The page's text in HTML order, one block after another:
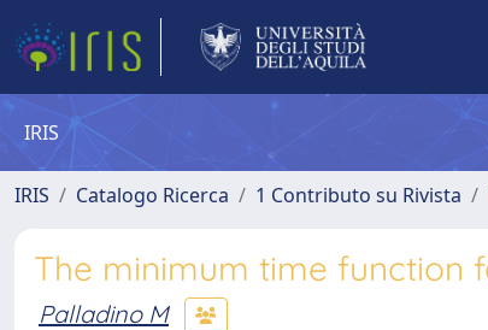
IRIS
IRIS Catalogo Ricerca 1 Contributo su Rivista
The minimum time function
Palladino M